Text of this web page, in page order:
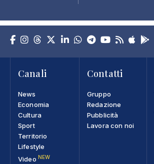
Canali
News
Economia
Cultura
Sport
Territorio
Lifestyle
Video NEW
Contatti
Gruppo
Redazione
Pubblicità
Lavora con noi